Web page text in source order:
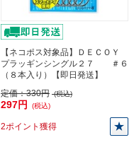
【ネコポス対象品】ＤＥＣＯＹ
プラッギンシングル２７ ＃６
（８本入り）【即日発送】
定価：330円 (税込)
297円 (税込)
2ポイント獲得